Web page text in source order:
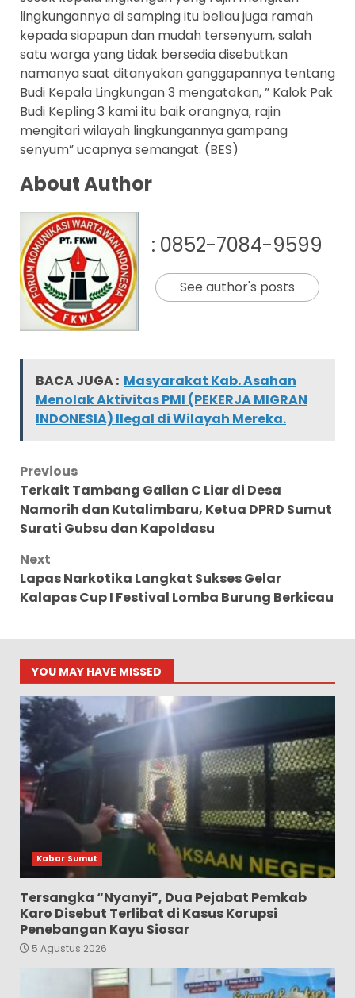
lingkungannya di samping itu beliau juga ramah
kepada siapapun dan mudah tersenyum, salah
satu warga yang tidak bersedia disebutkan
namanya saat ditanyakan ganggapannya tentang
Budi Kepala Lingkungan 3 mengatakan, ” Kalok Pak
Budi Kepling 3 kami itu baik orangnya, rajin
mengitari wilayah lingkungannya gampang
senyum” ucapnya semangat. (BES)
About Author
: 0852-7084-9599
See author's posts
BACA JUGA : Masyarakat Kab. Asahan
Menolak Aktivitas PMI (PEKERJA MIGRAN
INDONESIA) Ilegal di Wilayah Mereka.
Post
navigation
Previous
Terkait Tambang Galian C Liar di Desa
Namorih dan Kutalimbaru, Ketua DPRD Sumut
Surati Gubsu dan Kapoldasu
Next
Lapas Narkotika Langkat Sukses Gelar
Kalapas Cup I Festival Lomba Burung Berkicau
YOU MAY HAVE MISSED
Kabar Sumut
Tersangka “Nyanyi”, Dua Pejabat Pemkab
Karo Disebut Terlibat di Kasus Korupsi
Penebangan Kayu Siosar
5 Agustus 2026